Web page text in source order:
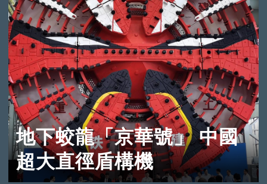
地下蛟龍「京華號」 中國
超大直徑盾構機